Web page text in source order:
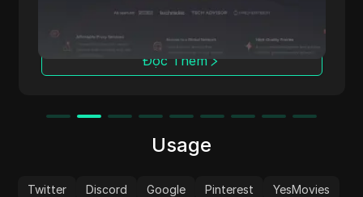
và duyệt web ẩn danh. IpnProxy.com cung
cấp nhiều tính năng đáp ứng đa dạng nhu cầu
và xứng đáng nhận được sự chú ý của bạn.
Đọc Thêm
Usage
Twitter Discord Google Pinterest YesMovies